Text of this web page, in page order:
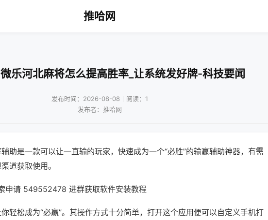
推哈网
乐河北麻将怎么提高胜率_让系统发好牌-科技要闻
发布时间：2026-08-08｜阅读：1
发布者：推哈网
助是一款可以让一直输的玩家，快速成为一个“必胜”的输赢辅助神器，有需
道获取使用。
申请 549552478 进群获取软件安装教程
轻松成为“必赢”。其操作方式十分简单，打开这个应用便可以自定义手机打